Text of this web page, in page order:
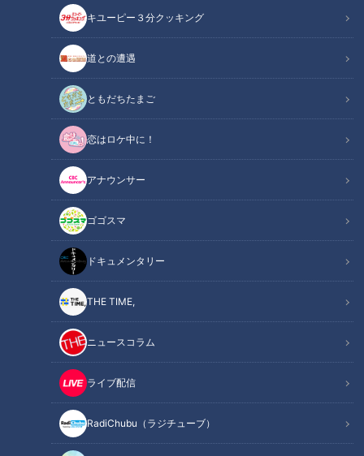
キユーピー３分クッキング
道との遭遇
ともだちたまご
恋はロケ中に！
アナウンサー
ゴゴスマ
ドキュメンタリー
THE TIME,
ニュースコラム
ライブ配信
RadiChubu（ラジチューブ）
CBCテレビ/「チャント！」
この記事の画像
この記事を見たあなたへのおすすめ